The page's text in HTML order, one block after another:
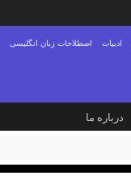
اصطلاحات زبان انگلیسی ادبیات
درباره ما